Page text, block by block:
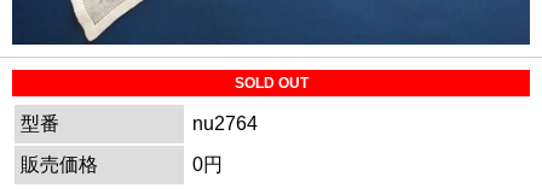
SOLD OUT
型番
nu2764
販売価格
0円